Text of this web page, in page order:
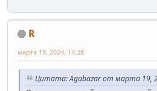
R
марта 19, 2024, 14:38
Цитата: Agabazar от марта 19,